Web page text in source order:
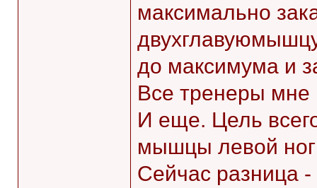
максимально
до максимума и
Все тренеры мне
И еще. Цель
мышцы левой
Сейчас разница -